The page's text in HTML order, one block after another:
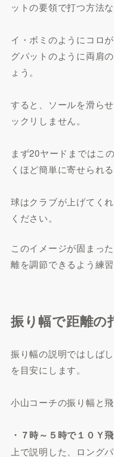
ットの要領で打つ方法な
イ・ボミのようにコロ
グパットのように両肩
ょう。
すると、ソールを滑ら
ックリしません。
まず20ヤードまではこ
くほど簡単に寄せられ
球はクラブが上げてく
ください。
このイメージが固まっ
離を調節できるよう練習
振り幅で距離の
振り幅の説明ではしば
を目安にします。
小山コーチの振り幅と
・７時～５時で１０Ｙ
上で説明した、ロング